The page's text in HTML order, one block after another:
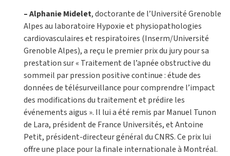
– Alphanie Midelet, doctorante de l’Université Grenoble
Alpes au laboratoire Hypoxie et physiopathologies
cardiovasculaires et respiratoires (Inserm/Université
Grenoble Alpes), a reçu le premier prix du jury pour sa
prestation sur « Traitement de l’apnée obstructive du
sommeil par pression positive continue : étude des
données de télésurveillance pour comprendre l’impact
des modifications du traitement et prédire les
événements aigus ». Il lui a été remis par Manuel Tunon
de Lara, président de France Universités, et Antoine
Petit, président-directeur général du CNRS. Ce prix lui
offre une place pour la finale internationale à Montréal.